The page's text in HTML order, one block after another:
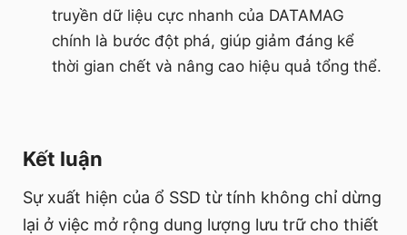
truyền dữ liệu cực nhanh của DATAMAG
chính là bước đột phá, giúp giảm đáng kể
thời gian chết và nâng cao hiệu quả tổng thể.
Kết luận
Sự xuất hiện của ổ SSD từ tính không chỉ dừng
lại ở việc mở rộng dung lượng lưu trữ cho thiết